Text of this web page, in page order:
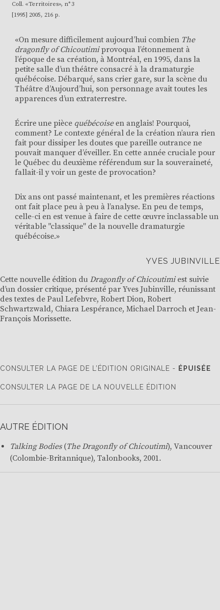
Coll. «Territoires», n° 3
[1995] 2005, 216 p.
«On mesure difficilement aujourd’hui combien The
dragonfly of Chicoutimiprovoqua l’étonnement à
l’époque de sa création, à Montréal, en 1995, dans la
petite salle d’un théâtre consacré à la dramaturgie
québécoise. Débarqué, sans crier gare, sur la scène du
Théâtre d’Aujourd’hui, son personnage avait toutes les
apparences d’un extraterrestre.
Écrire une pièce québécoiseen anglais! Pourquoi,
comment? Le contexte général de la création n’aura rien
fait pour dissiper les doutes que pareille outrance ne
pouvait manquer d’éveiller. En cette année cruciale pour
le Québec du deuxième référendum sur la souveraineté,
fallait-il y voir un geste de provocation?
Dix ans ont passé maintenant, et les premières réactions
ont fait place peu à peu à l’analyse. En peu de temps,
celle-ci en est venue à faire de cette œuvre inclassable un
véritable "classique" de la nouvelle dramaturgie
québécoise.»
YVES JUBINVILLE
Cette nouvelle édition du Dragonfly of Chicoutimiest suivie
d’un dossier critique, présenté par Yves Jubinville, réunissant
des textes de Paul Lefebvre, Robert Dion, Robert
Schwartzwald, Chiara Lespérance, Michael Darroch et Jean-
François Morissette.
CONSULTER LA PAGE DE L’ÉDITION ORIGINALE - ÉPUISÉE
CONSULTER LA PAGE DE LA NOUVELLE ÉDITION
AUTRE ÉDITION
Talking Bodies(The Dragonfly of Chicoutimi), Vancouver
(Colombie-Britannique), Talonbooks, 2001.